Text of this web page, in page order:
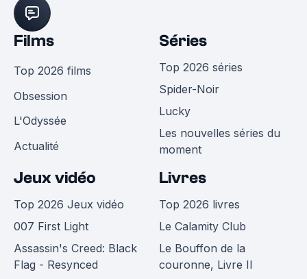
Films
Top 2026 films
Obsession
L'Odyssée
Actualité
Séries
Top 2026 séries
Spider-Noir
Lucky
Les nouvelles séries du
moment
Jeux vidéo
Top 2026 Jeux vidéo
007 First Light
Assassin's Creed: Black
Flag - Resynced
Livres
Top 2026 livres
Le Calamity Club
Le Bouffon de la
couronne, Livre II